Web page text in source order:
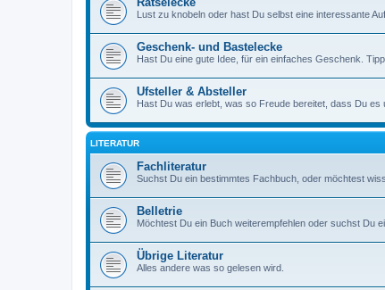
Lust zu knobeln oder hast Du selbst eine interessante
Geschenk- und Bastelecke
Hast Du eine gute Idee, für ein einfaches Geschenk.
Ufsteller & Absteller
Hast Du was erlebt, was so Freude bereitet, dass Du
LITERATUR
Fachliteratur
Suchst Du ein bestimmtes Fachbuch, oder möchtest
Belletrie
Möchtest Du ein Buch weiterempfehlen oder suchst Du
Übrige Literatur
Alles andere was so gelesen wird.